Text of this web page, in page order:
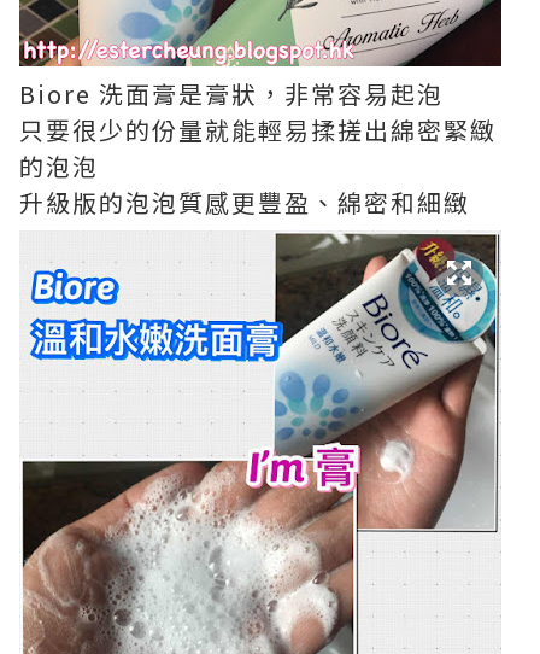
Biore 洗面膏是膏狀，非常容易起泡
只要很少的份量就能輕易揉搓出綿密緊緻
的泡泡
升級版的泡泡質感更豐盈、綿密和細緻